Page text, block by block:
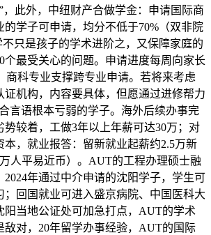
，此外，中纽财产合做学金：申请国际商
的学子可申请，均分不低于70%（双非院
只是孩子的学术进阶之，又保障家庭的
个最受关心的问题。申请进度每周向家长
商科专业支撑跨专业申请。若将来考虑
证机构，内容要具体，但愿通过进修帮力
言语根本亏弱的学子。海外后续办事完
势较着，工做3年以上年薪可达30万；对
本，就业报答：留新就业起薪约2.5万新
人平易近币）。AUT的工程办理硕士融
年通过中介申请的沈阳学子，学生可
；回国就业可进入盛京病院、中国医科大
阳当地公证处可加急打点，AUT的学术
敌对，20年留学办事经验，AUT的国际